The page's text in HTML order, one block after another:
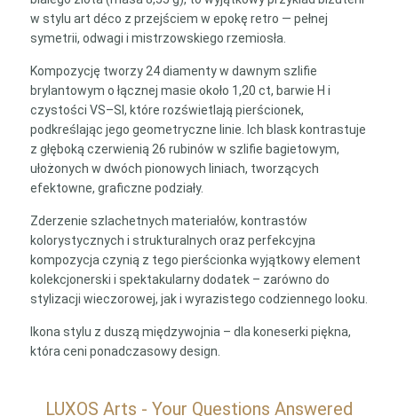
w stylu art déco z przejściem w epokę retro — pełnej
symetrii, odwagi i mistrzowskiego rzemiosła.
Kompozycję tworzy 24 diamenty w dawnym szlifie
brylantowym o łącznej masie około 1,20 ct, barwie H i
czystości VS–SI, które rozświetlają pierścionek,
podkreślając jego geometryczne linie. Ich blask kontrastuje
z głęboką czerwienią 26 rubinów w szlifie bagietowym,
ułożonych w dwóch pionowych liniach, tworzących
efektowne, graficzne podziały.
Zderzenie szlachetnych materiałów, kontrastów
kolorystycznych i strukturalnych oraz perfekcyjna
kompozycja czynią z tego pierścionka wyjątkowy element
kolekcjonerski i spektakularny dodatek – zarówno do
stylizacji wieczorowej, jak i wyrazistego codziennego looku.
Ikona stylu z duszą międzywojnia – dla koneserki piękna,
która ceni ponadczasowy design.
LUXOS Arts - Your Questions Answered